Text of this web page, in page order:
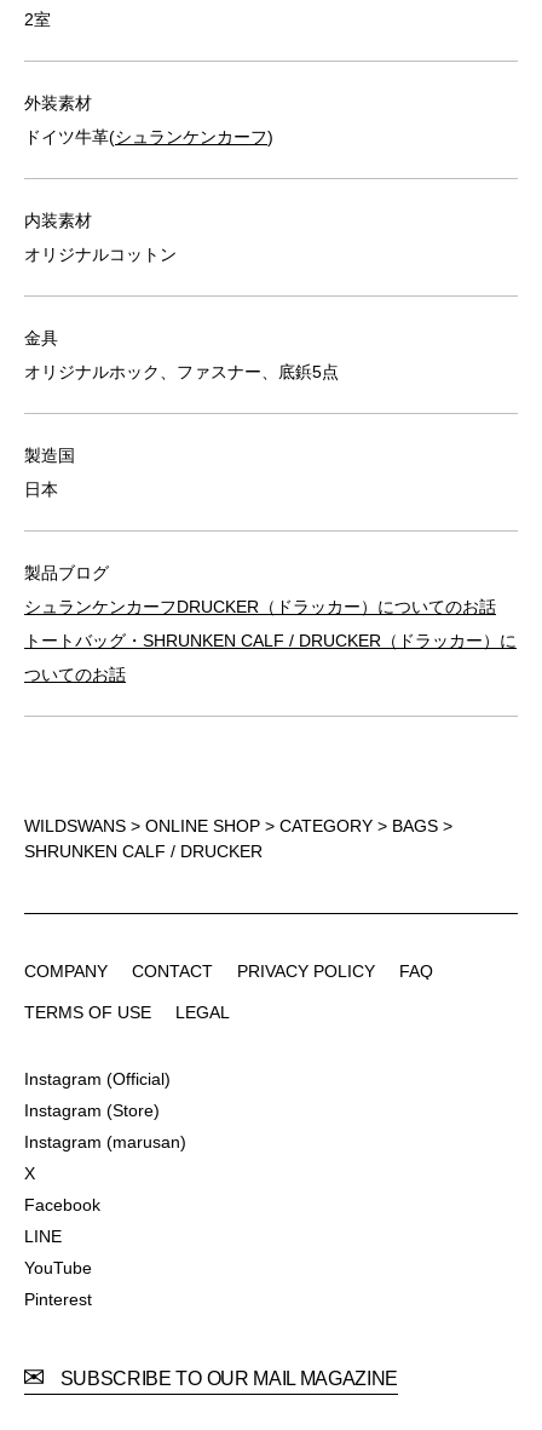
2室
外装素材
ドイツ牛革(シュランケンカーフ)
内装素材
オリジナルコットン
金具
オリジナルホック、ファスナー、底鋲5点
製造国
日本
製品ブログ
シュランケンカーフDRUCKER（ドラッカー）についてのお話
トートバッグ・SHRUNKEN CALF / DRUCKER（ドラッカー）に
ついてのお話
WILDSWANS > ONLINE SHOP > CATEGORY > BAGS >
SHRUNKEN CALF / DRUCKER
COMPANY
CONTACT
PRIVACY POLICY
FAQ
TERMS OF USE
LEGAL
Instagram (Official)
Instagram (Store)
Instagram (marusan)
X
Facebook
LINE
YouTube
Pinterest
SUBSCRIBE TO OUR MAIL MAGAZINE